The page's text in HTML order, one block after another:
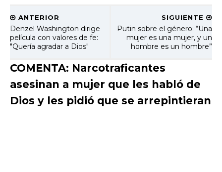
SIGUIENTE
Putin sobre el género: “Una
mujer es una mujer, y un
hombre es un hombre”
ANTERIOR
Denzel Washington dirige
película con valores de fe:
"Quería agradar a Dios"
COMENTA: Narcotraficantes
asesinan a mujer que les habló de
Dios y les pidió que se arrepintieran